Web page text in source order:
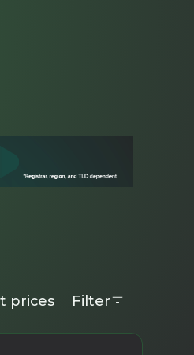
prices Filter